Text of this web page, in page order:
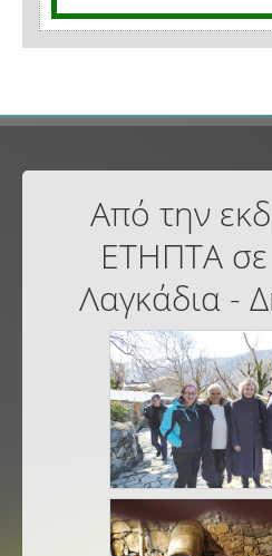
Από την
ΕΤΗΠΤΑ σε
Λαγκάδια -